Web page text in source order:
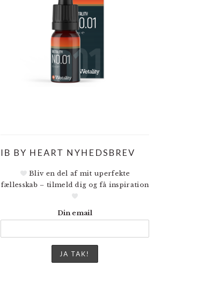
IB BY HEART NYHEDSBREV
Bliv en del af mit uperfekte
fællesskab – tilmeld dig og få inspiration
Din email